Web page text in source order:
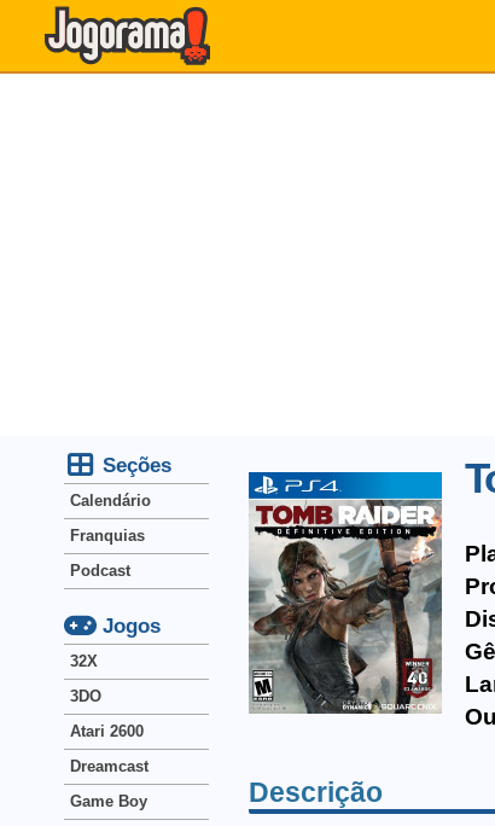
Descrição
Seções
Calendário
Franquias
Podcast
Jogos
32X
3DO
Atari 2600
Dreamcast
Game Boy